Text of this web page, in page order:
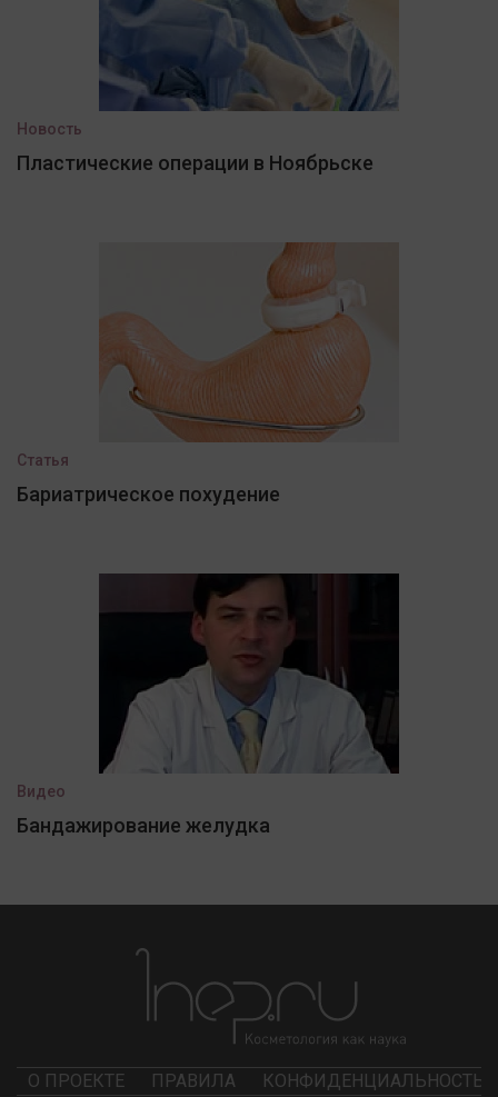
Новость
Пластические операции в Ноябрьске
Статья
Бариатрическое похудение
Видео
Бандажирование желудка
О ПРОЕКТЕ ПРАВИЛА КОНФИДЕНЦИАЛЬНОСТЬ